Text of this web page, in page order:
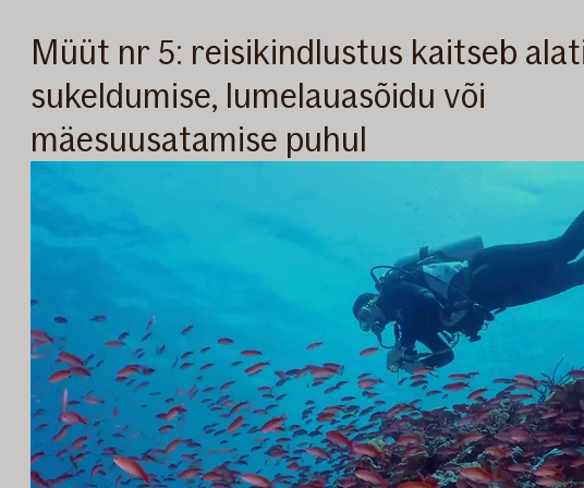
Müüt nr 5: reisikindlustus kaitseb
sukeldumise, lumelauasõidu või
mäesuusatamise puhul